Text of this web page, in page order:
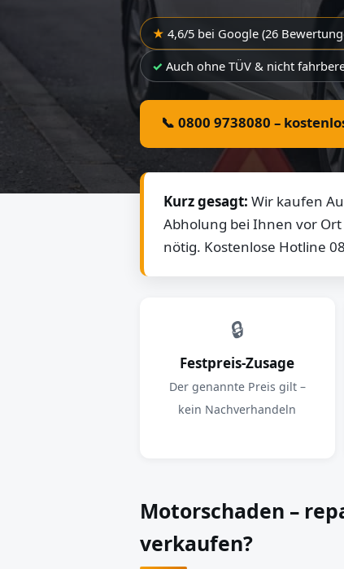
4,6/5 bei Google (26
Auch ohne TÜV & nicht
📞 0800 9738080 –
Kurz gesagt: Wir kaufen
Abholung bei Ihnen vor
nötig. Kostenlose Hotline
🔒
Festpreis-Zusage
Der genannte Preis gilt –
kein Nachverhandeln
Motorschaden –
verkaufen?